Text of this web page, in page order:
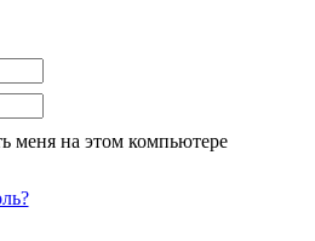
меня на этом компьютере